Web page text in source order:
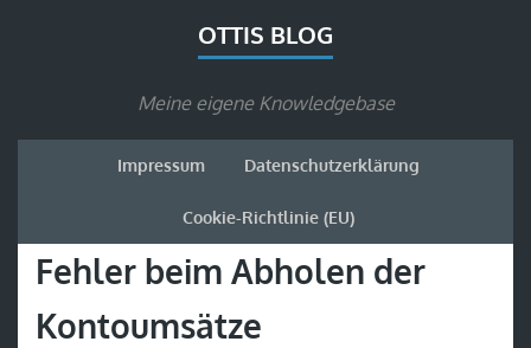
OTTIS BLOG
Meine eigene Knowledgebase
Impressum Datenschutzerklärung
Cookie-Richtlinie (EU)
Fehler beim Abholen der
Kontoumsätze